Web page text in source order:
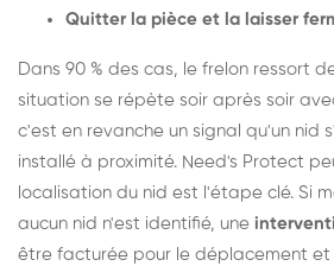
Quitter la pièce et la laisser
Dans 90 % des cas, le frelon ressort
situation se répète soir après soir
c'est en revanche un signal qu'un nid
installé à proximité. Need's Protect
localisation du nid est l'étape clé. Si
aucun nid n'est identifié, une
être facturée pour le déplacement